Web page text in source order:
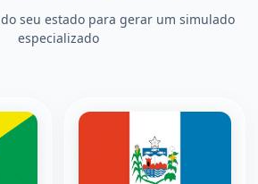
seu estado para gerar um simulado
especializado